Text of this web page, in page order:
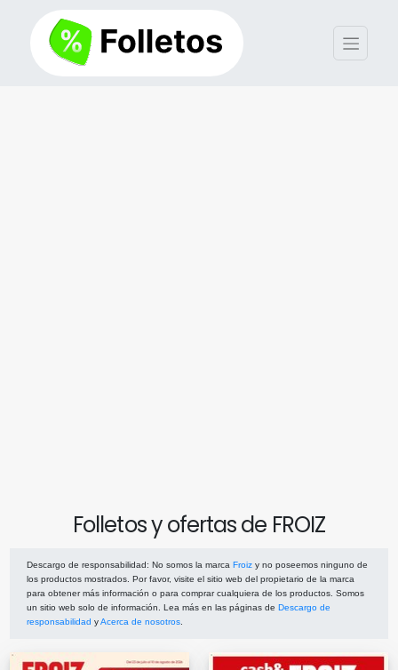
Folletos y ofertas de FROIZ
Descargo de responsabilidad: No somos la marca Froiz y no poseemos ninguno de
los productos mostrados. Por favor, visite el sitio web del propietario de la marca
para obtener más información o para comprar cualquiera de los productos. Somos
un sitio web solo de información. Lea más en las páginas de Descargo de
responsabilidad yAcerca de nosotros